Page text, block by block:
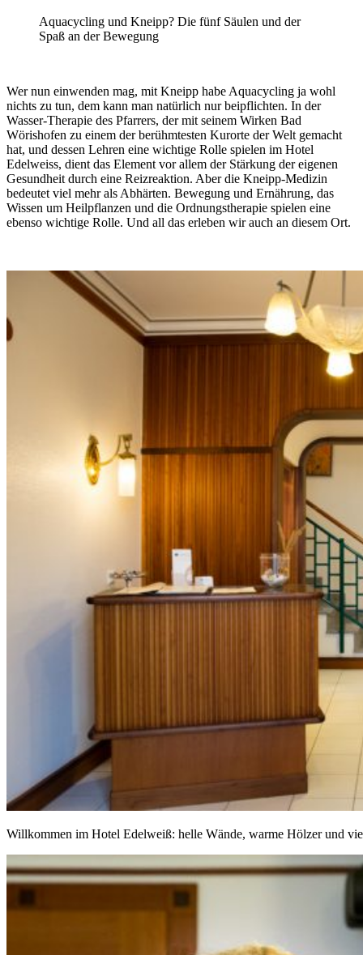
Aquacycling und Kneipp? Die fünf Säulen und der
Spaß an der Bewegung
Wer nun einwenden mag, mit Kneipp habe Aquacycling ja wohl
nichts zu tun, dem kann man natürlich nur beipflichten. In der
Wasser-Therapie des Pfarrers, der mit seinem Wirken Bad
Wörishofen zu einem der berühmtesten Kurorte der Welt gemacht
hat, und dessen Lehren eine wichtige Rolle spielen im Hotel
Edelweiss, dient das Element vor allem der Stärkung der eigenen
Gesundheit durch eine Reizreaktion. Aber die Kneipp-Medizin
bedeutet viel mehr als Abhärten. Bewegung und Ernährung, das
Wissen um Heilpflanzen und die Ordnungstherapie spielen eine
ebenso wichtige Rolle. Und all das erleben wir auch an diesem Ort.
Willkommen im Hotel Edelweiß: helle Wände, warme Hölzer und